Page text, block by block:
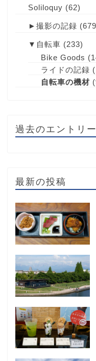
Soliloquy (62)
► 撮影の記録
▼ 自転車 (233)
Bike Goods
ライドの記録
自転車の機材
過去のエントリー
最新の投稿